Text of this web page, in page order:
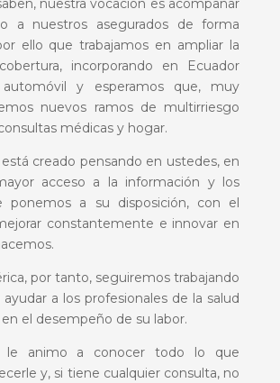
nuestra vocación es acompañar
a nuestros asegurados de forma
ello que trabajamos en ampliar la
incorporando en Ecuador
y esperamos que, muy
nuevos ramos de multirriesgo
médicas y hogar.
creado pensando en ustedes, en
acceso a la información y los
ponemos a su disposición, con el
constantemente e innovar en
por tanto, seguiremos trabajando
ayudar a los profesionales de la salud
el desempeño de su labor.
le animo a conocer todo lo que
y, si tiene cualquier consulta, no